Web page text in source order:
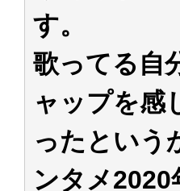
す。
歌ってる自
ャップを感
ったという
ンタメ2020